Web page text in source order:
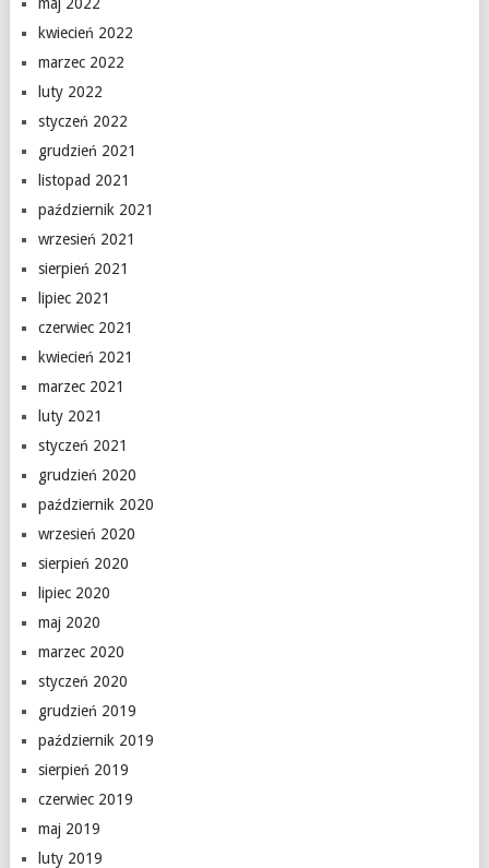
kwiecień 2022
marzec 2022
luty 2022
styczeń 2022
grudzień 2021
listopad 2021
październik 2021
wrzesień 2021
sierpień 2021
lipiec 2021
czerwiec 2021
kwiecień 2021
marzec 2021
luty 2021
styczeń 2021
grudzień 2020
październik 2020
wrzesień 2020
sierpień 2020
lipiec 2020
maj 2020
marzec 2020
styczeń 2020
grudzień 2019
październik 2019
sierpień 2019
czerwiec 2019
maj 2019
luty 2019